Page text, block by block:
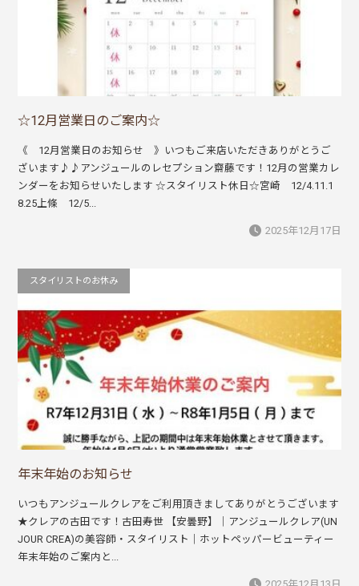
☆12月営業日のご案内☆
《 12月営業日のお知らせ 》いつもご来店いただきありがとうご
ざいます♪♪アンジュールのレセプション齋藤です！12月の営業カレ
ンダーをお知らせいたします ☆スタイリスト休日☆宮崎 12/4.11.1
8.25上條 12/5...
2025年12月17日
スタイリストのお休み
年末年始のお知らせ
いつもアンジュールクレアをご利用頂きましてありがとうございます
★クレアの古田です！古田寿世 【安曇野】｜アンジュールクレア(UN
JOUR CREA)の美容師・スタイリスト｜ホットペッパービューティー
年末年始のご案内と...